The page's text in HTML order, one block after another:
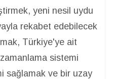
yeni nesil uydu
rekabet edebilecek
Türkiye'ye ait
sistemi
sağlamak ve bir uzay